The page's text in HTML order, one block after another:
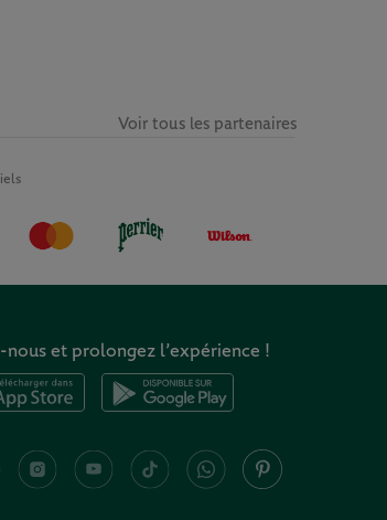
Voir tous les partenaires
nous et prolongez l’expérience !